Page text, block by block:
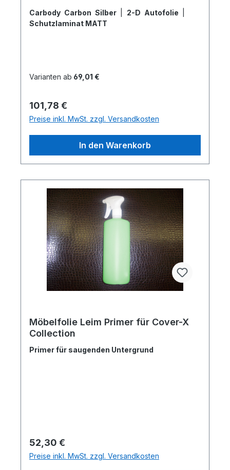
Carbody Carbon Silber 2-D Autofolie
Schutzlaminat MATT
Varianten ab 69,01 €
Regulärer Preis:
101,78 €
Preise inkl. MwSt. zzgl. Versandkosten
In den Warenkorb
Möbelfolie Leim Primer für Cover-X
Collection
Primer für saugenden Untergrund
Regulärer Preis:
52,30 €
Preise inkl. MwSt. zzgl. Versandkosten